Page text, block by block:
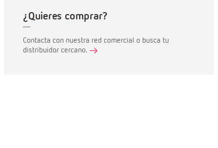
¿Quieres comprar?
Contacta con nuestra red comercial o busca tu
distribuidor cercano.